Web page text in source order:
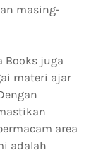
masing-
Books juga
materi ajar
area
adalah